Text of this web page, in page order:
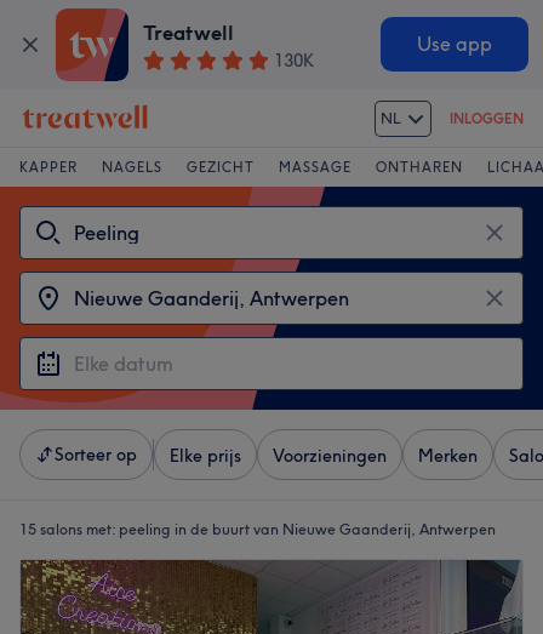
Treatwell
130K
Use app
NL INLOGGEN
KAPPER NAGELS GEZICHT MASSAGE ONTHAREN
Sorteer op Elke prijs Voorzieningen Merken
15 salons met: peeling in de buurt van Nieuwe Gaanderij, Antwerpen